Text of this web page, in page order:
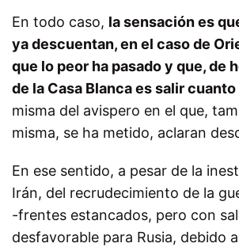
En todo caso, la sensación es
ya descuentan, en el caso de
que lo peor ha pasado y que, de
de la Casa Blanca es salir
misma del avispero en el que,
misma, se ha metido, aclaran
En ese sentido, a pesar de la
Irán, del recrudecimiento de la
-frentes estancados, pero con
desfavorable para Rusia, debido